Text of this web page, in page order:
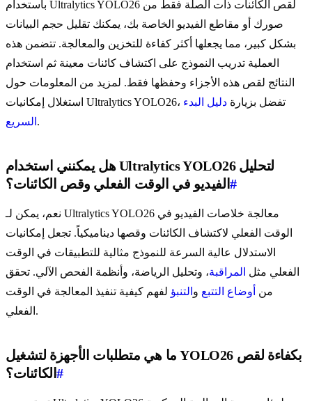
باستخدام Ultralytics YOLO26 لقص الكائنات ذات الصلة فقط من
صورك أو مقاطع الفيديو الخاصة بك، يمكنك تقليل حجم البيانات
بشكل كبير، مما يجعلها أكثر كفاءة للتخزين والمعالجة. تتضمن هذه
العملية تدريب النموذج على اكتشاف كائنات معينة ثم استخدام
النتائج لقص هذه الأجزاء وحفظها فقط. لمزيد من المعلومات حول
استغلال إمكانيات Ultralytics YOLO26، تفضل بزيارة دليل البدء
السريع .
هل يمكنني استخدام Ultralytics YOLO26 لتحليل
الفيديو في الوقت الفعلي وقص الكائنات؟#
نعم، يمكن لـ Ultralytics YOLO26 معالجة خلاصات الفيديو في
الوقت الفعلي لاكتشاف الكائنات وقصها ديناميكياً. تجعل إمكانيات
الاستدلال عالية السرعة للنموذج مثالية للتطبيقات في الوقت
الفعلي مثل المراقبة، وتحليل الرياضة، وأنظمة الفحص الآلي. تحقق
من أوضاع التتبع و التنبؤ لفهم كيفية تنفيذ المعالجة في الوقت
الفعلي.
ما هي متطلبات الأجهزة لتشغيل YOLO26 بكفاءة لقص
الكائنات؟#